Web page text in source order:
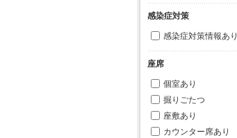
感染症対策
感染症対策情報あり
座席
個室あり
掘りごたつ
座敷あり
カウンター席あり